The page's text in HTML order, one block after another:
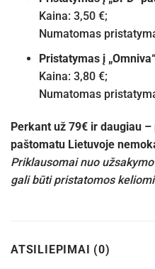
Kaina: 3,50 €;
Numatomas
Pristatymas į
Kaina: 3,80 €;
Numatomas
Perkant už 79€ ir daugiau –
paštomatu Lietuvoje
Priklausomai nuo
gali būti pristatomos
ATSILIEPIMAI (0)